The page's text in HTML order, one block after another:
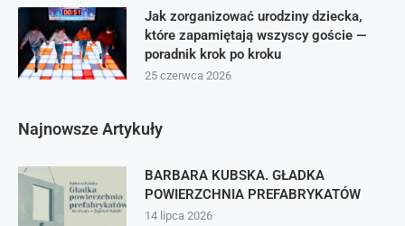
Jak zorganizować urodziny dziecka,
które zapamiętają wszyscy goście —
poradnik krok po kroku
25 czerwca 2026
Najnowsze Artykuły
BARBARA KUBSKA. GŁADKA
POWIERZCHNIA PREFABRYKATÓW
14 lipca 2026